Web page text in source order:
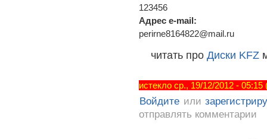
123456
Адрес e-mail:
perirne8164822@mail.ru
читать про Диски KFZ
истекло ср., 19/12/2012 -
Войдите или
отправлять комментарии